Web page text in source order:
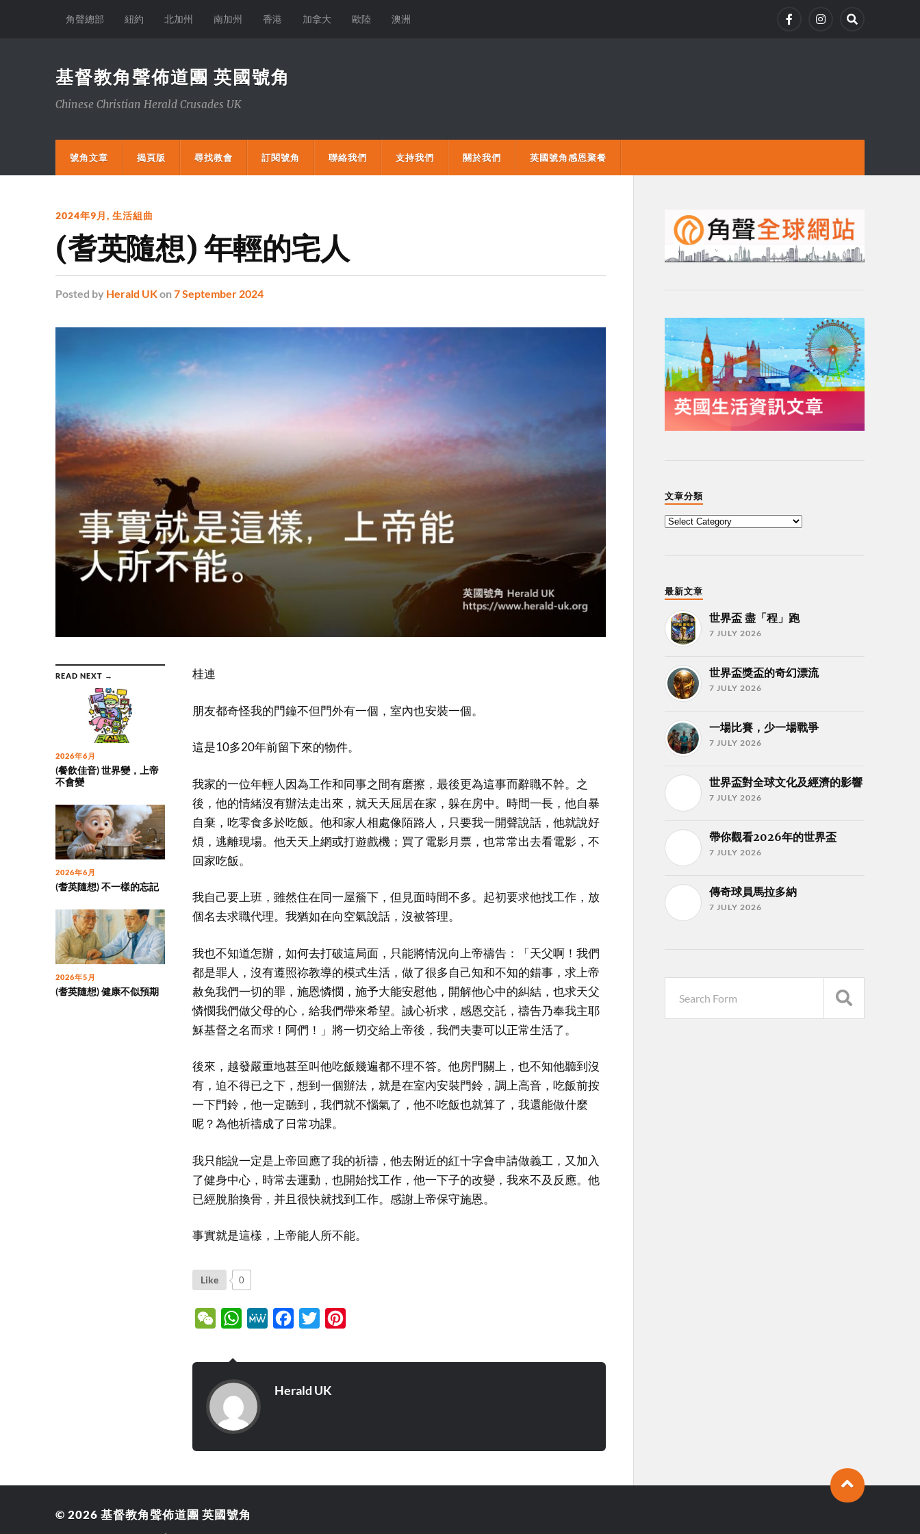
角聲總部 紐約 北加州 南加州 香港 加拿大 歐陸 澳洲
基督教角聲佈道團 英國號角
Chinese Christian Herald Crusades UK
號角文章 揭頁版 尋找教會 訂閱號角 聯絡我們 支持我們 關於我們 英國號角感恩聚餐
2024年9月, 生活組曲
(耆英隨想) 年輕的宅人
Posted by Herald UKon 7 September 2024
READ NEXT →
2026年6月
(餐飲佳音) 世界變，上帝
不會變
2026年6月
(耆英隨想) 不一樣的忘記
2026年5月
(耆英隨想) 健康不似預期
桂連
朋友都奇怪我的門鐘不但門外有一個，室內也安裝一個。
這是10多20年前留下來的物件。
我家的一位年輕人因為工作和同事之間有磨擦，最後更為這事而辭職不幹。之
後，他的情緒沒有辦法走出來，就天天屈居在家，躲在房中。時間一長，他自暴
自棄，吃零食多於吃飯。他和家人相處像陌路人，只要我一開聲說話，他就說好
煩，逃離現場。他天天上網或打遊戲機；買了電影月票，也常常出去看電影，不
回家吃飯。
我自己要上班，雖然住在同一屋簷下，但見面時間不多。起初要求他找工作，放
個名去求職代理。我猶如在向空氣說話，沒被答理。
我也不知道怎辦，如何去打破這局面，只能將情況向上帝禱告：「天父啊！我們
都是罪人，沒有遵照祢教導的模式生活，做了很多自己知和不知的錯事，求上帝
赦免我們一切的罪，施恩憐憫，施予大能安慰他，開解他心中的糾結，也求天父
憐憫我們做父母的心，給我們帶來希望。誠心祈求，感恩交託，禱告乃奉我主耶
穌基督之名而求！阿們！」將一切交給上帝後，我們夫妻可以正常生活了。
後來，越發嚴重地甚至叫他吃飯幾遍都不理不答。他房門關上，也不知他聽到沒
有，迫不得已之下，想到一個辦法，就是在室內安裝門鈴，調上高音，吃飯前按
一下門鈴，他一定聽到，我們就不惱氣了，他不吃飯也就算了，我還能做什麼
呢？為他祈禱成了日常功課。
我只能說一定是上帝回應了我的祈禱，他去附近的紅十字會申請做義工，又加入
了健身中心，時常去運動，也開始找工作，他一下子的改變，我來不及反應。他
已經脫胎換骨，并且很快就找到工作。感謝上帝保守施恩。
事實就是這樣，上帝能人所不能。
Like 0
WeChatWhatsApp
MeWe Facebook
Twitter
Herald UK
文章分類
最新文章
世界盃 盡「程」跑
7 JULY 2026
世界盃獎盃的奇幻漂流
7 JULY 2026
一場比賽，少一場戰爭
7 JULY 2026
世界盃對全球文化及經濟的影響
7 JULY 2026
帶你觀看2026年的世界盃
7 JULY 2026
傳奇球員馬拉多納
7 JULY 2026
© 2026 基督教角聲佈道團 英國號角